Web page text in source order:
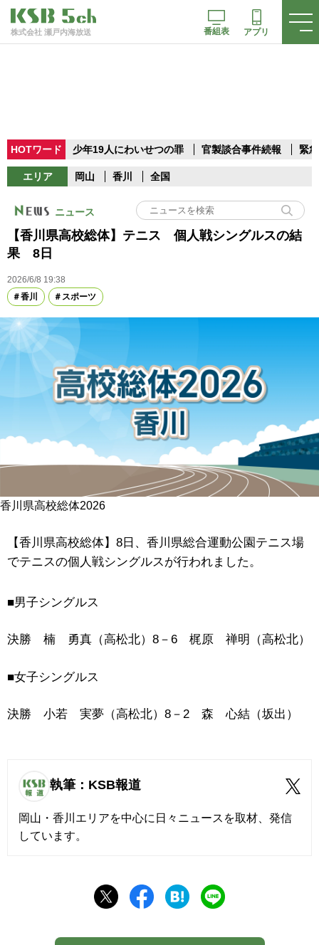
株式会社 瀬戸内海放送 番組表 アプリ
HOTワード 少年19人にわいせつの罪 官製談合事件続報 緊
エリア 岡山 香川 全国
ニュース
【香川県高校総体】テニス 個人戦シングルスの結
果 8日
2026/6/8 19:38
香川
スポーツ
香川県高校総体2026
【香川県高校総体】8日、香川県総合運動公園テニス場
でテニスの個人戦シングルスが行われました。
■男子シングルス
決勝 楠 勇真（高松北）8－6 梶原 禅明（高松北）
■女子シングルス
決勝 小若 実夢（高松北）8－2 森 心結（坂出）
執筆：KSB報道
岡山・香川エリアを中心に日々ニュースを取材、発信
しています。